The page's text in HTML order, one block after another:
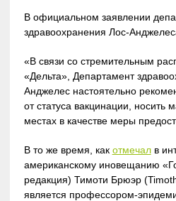
В официальном заявлении
здравоохранения Лос-
«В связи со стремительным
«Дельта», Департамент
Анджелес настоятельно
от статуса вакцинации, носить
местах в качестве меры
В то же время, как отмечалв
американскому иновещанию
редакция) Тимоти Брюэр
является профессором-